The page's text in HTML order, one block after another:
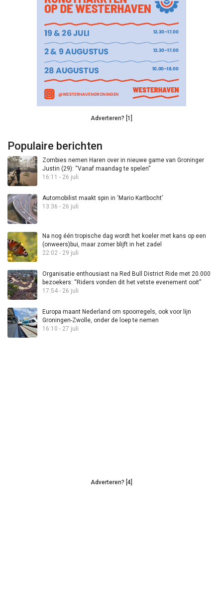
Adverteren? [1]
Populaire berichten
Zombies nemen Haren over in nieuwe game van Groninger
Justin (29): “Vanaf maandag te spelen”
16:11 - 26 juli
Automobilist maakt spin in ‘Mario Kartbocht’
13:36 - 26 juli
Na nog één tropische dag wordt het koeler met kans op een
(onweers)bui, maar zomer blijft in het zadel
22:02 - 29 juli
Organisatie enthousiast na Red Bull District Ride met 20.000
bezoekers: “Riders vonden dit het vetste evenement ooit”
17:54 - 26 juli
Europa maant Nederland om spoorregels, ook voor lijn
Groningen-Zwolle, onder de loep te nemen
16:10 - 27 juli
Adverteren? [4]